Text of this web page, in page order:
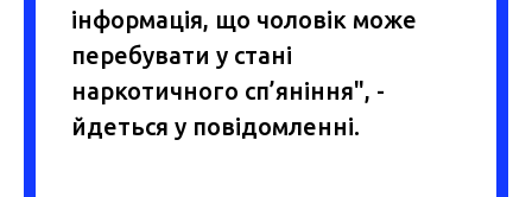
інформація, що чоловік може
перебувати у стані
наркотичного сп’яніння", -
йдеться у повідомленні.